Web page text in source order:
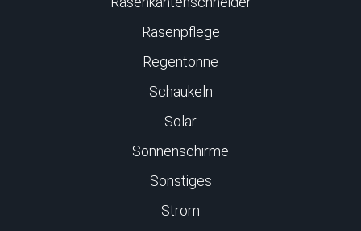
Rasenpflege
Regentonne
Schaukeln
Solar
Sonnenschirme
Sonstiges
Strom